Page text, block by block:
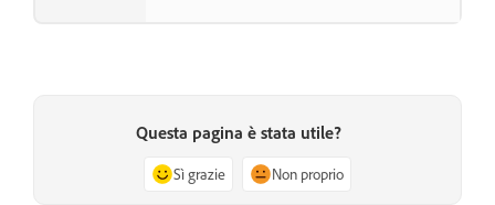
Questa pagina è stata utile?
Sì grazie Non proprio